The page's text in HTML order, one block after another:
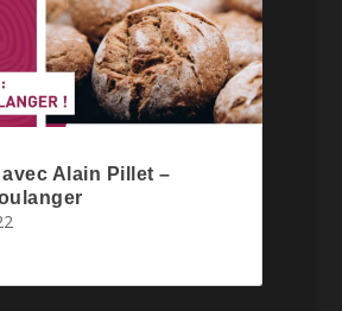
Alain Pillet –